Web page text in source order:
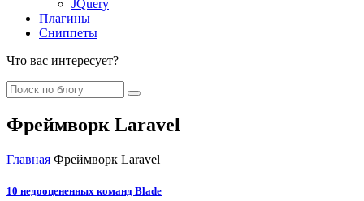
JQuery
Плагины
Сниппеты
Что вас интересует?
Фреймворк Laravel
Главная Фреймворк Laravel
10 недооцененных команд Blade